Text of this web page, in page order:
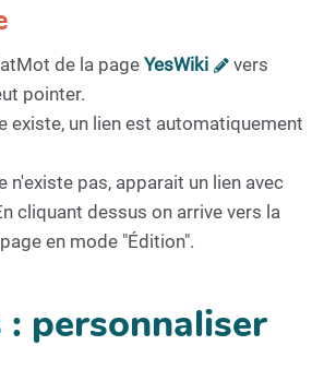
de la page YesWiki
vers
pointer.
existe, un lien est automatiquement
n'existe pas, apparait un lien avec
cliquant dessus on arrive vers la
en mode "Édition".
: personnaliser